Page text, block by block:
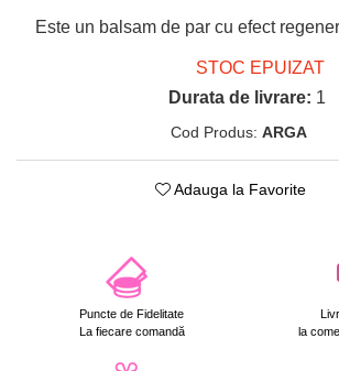
Este un balsam de par cu efect
STOC EPUIZAT
Durata de livrare: 1
Cod Produs: ARGA
Adauga la Favorite
Puncte de Fidelitate
La fiecare comandă
la